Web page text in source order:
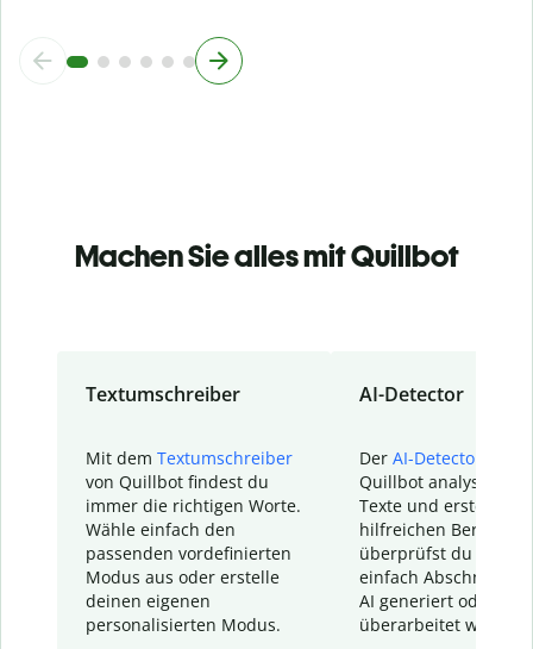
Machen Sie alles mit Quillbot
Textumschreiber
Mit dem Textumschreiber
von Quillbot findest du
immer die richtigen Worte.
Wähle einfach den
passenden vordefinierten
Modus aus oder erstelle
deinen eigenen
personalisierten Modus.
AI-Detector
Der AI-Detector
Quillbot analysiert
Texte und erstellt
hilfreichen Bericht.
überprüfst du
einfach Abschnitte,
AI generiert oder
überarbeitet wurden.